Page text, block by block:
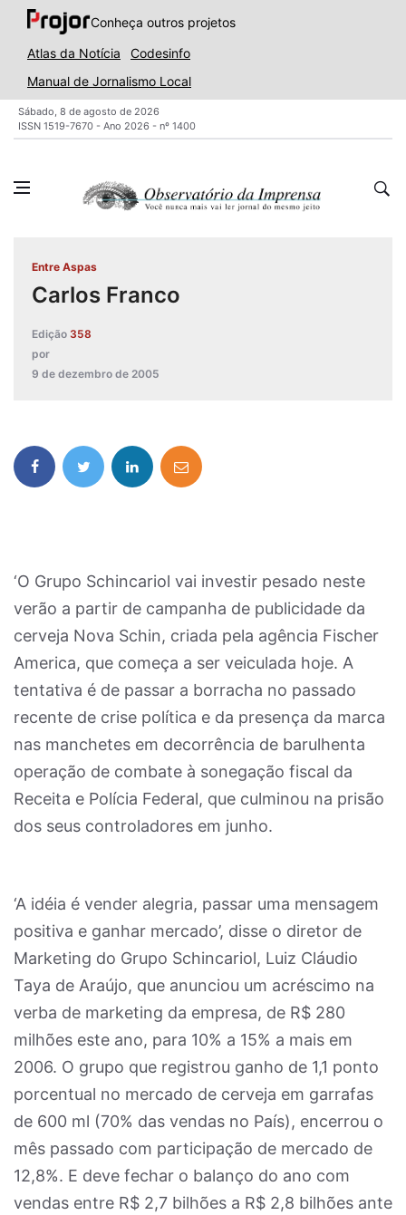
Conheça outros projetos
Atlas da Notícia
Codesinfo
Manual de Jornalismo Local
Sábado, 8 de agosto de 2026
ISSN 1519-7670 - Ano 2026 - nº 1400
Entre Aspas
Carlos Franco
Edição 358
por
9 de dezembro de 2005
‘O Grupo Schincariol vai investir pesado neste
verão a partir de campanha de publicidade da
cerveja Nova Schin, criada pela agência Fischer
America, que começa a ser veiculada hoje. A
tentativa é de passar a borracha no passado
recente de crise política e da presença da marca
nas manchetes em decorrência de barulhenta
operação de combate à sonegação fiscal da
Receita e Polícia Federal, que culminou na prisão
dos seus controladores em junho.
‘A idéia é vender alegria, passar uma mensagem
positiva e ganhar mercado’, disse o diretor de
Marketing do Grupo Schincariol, Luiz Cláudio
Taya de Araújo, que anunciou um acréscimo na
verba de marketing da empresa, de R$ 280
milhões este ano, para 10% a 15% a mais em
2006. O grupo que registrou ganho de 1,1 ponto
porcentual no mercado de cerveja em garrafas
de 600 ml (70% das vendas no País), encerrou o
mês passado com participação de mercado de
12,8%. E deve fechar o balanço do ano com
vendas entre R$ 2,7 bilhões a R$ 2,8 bilhões ante